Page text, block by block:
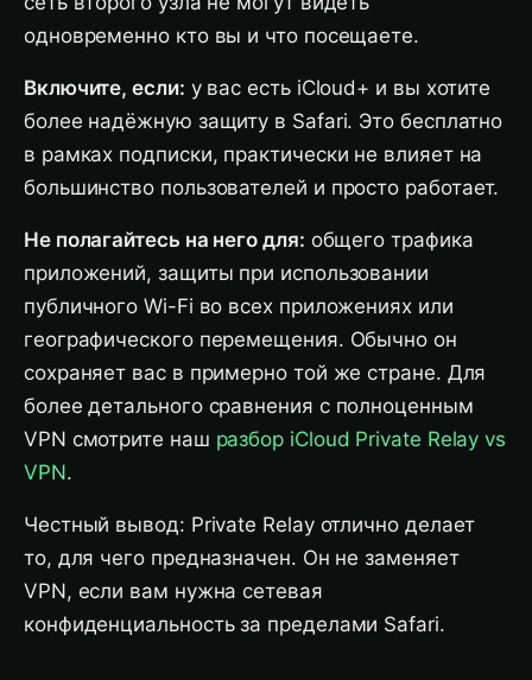
одновременно кто вы и что посещаете.
Включите, если: у вас есть iCloud+ и вы хотите
более надёжную защиту в Safari. Это бесплатно
в рамках подписки, практически не влияет на
большинство пользователей и просто работает.
Не полагайтесь на него для: общего трафика
приложений, защиты при использовании
публичного Wi-Fi во всех приложениях или
географического перемещения. Обычно он
сохраняет вас в примерно той же стране. Для
более детального сравнения с полноценным
VPN смотрите наш разбор iCloud Private Relay vs
VPN.
Честный вывод: Private Relay отлично делает
то, для чего предназначен. Он не заменяет
VPN, если вам нужна сетевая
конфиденциальность за пределами Safari.